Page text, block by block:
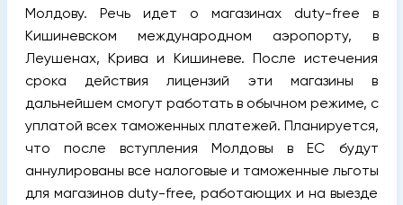
Молдову. Речь идет о магазинах duty-free в
Кишиневском международном аэропорту, в
Леушенах, Крива и Кишиневе. После истечения
срока действия лицензий эти магазины в
дальнейшем смогут работать в обычном режиме, с
уплатой всех таможенных платежей. Планируется,
что после вступления Молдовы в ЕС будут
аннулированы все налоговые и таможенные льготы
для магазинов duty-free, работающих и на выезде